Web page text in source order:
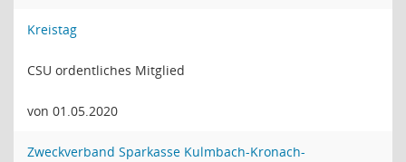
Kreistag
CSU ordentliches Mitglied
von 01.05.2020
Zweckverband Sparkasse Kulmbach-Kronach-